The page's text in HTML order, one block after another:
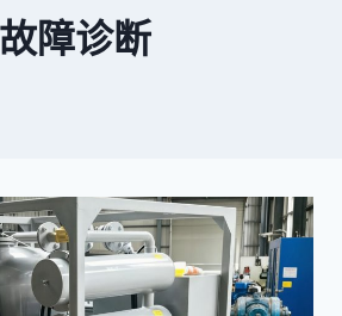
故障诊断